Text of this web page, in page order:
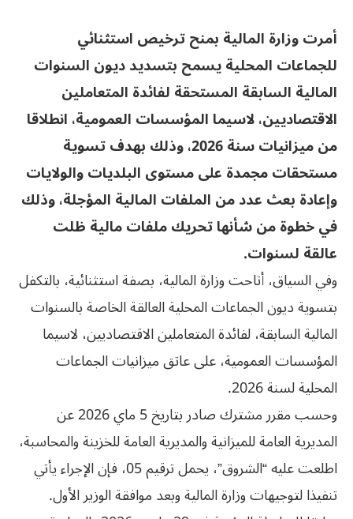
أمرت وزارة المالية بمنح ترخيص استثنائي
للجماعات المحلية يسمح بتسديد ديون السنوات
المالية السابقة المستحقة لفائدة المتعاملين
الاقتصاديين، لاسيما المؤسسات العمومية، انطلاقا
من ميزانيات سنة 2026، وذلك بهدف تسوية
مستحقات مجمدة على مستوى البلديات والولايات
وإعادة بعث عدد من الملفات المالية المؤجلة، وذلك
في خطوة من شأنها تحريك ملفات مالية ظلت
عالقة لسنوات.
وفي السياق، أتاحت وزارة المالية، بصفة استثنائية، بالتكفل
بتسوية ديون الجماعات المحلية العالقة الخاصة بالسنوات
المالية السابقة، لفائدة المتعاملين الاقتصاديين، لاسيما
المؤسسات العمومية، على عاتق ميزانيات الجماعات
المحلية لسنة 2026.
وحسب مقرر مشترك صادر بتاريخ 5 ماي 2026 عن
المديرية العامة للميزانية والمديرية العامة للخزينة والمحاسبة،
اطلعت عليه “الشروق”، يحمل ترقيم 05، فإن الإجراء يأتي
تنفيذا لتوجيهات وزارة المالية وبعد موافقة الوزير الأول.